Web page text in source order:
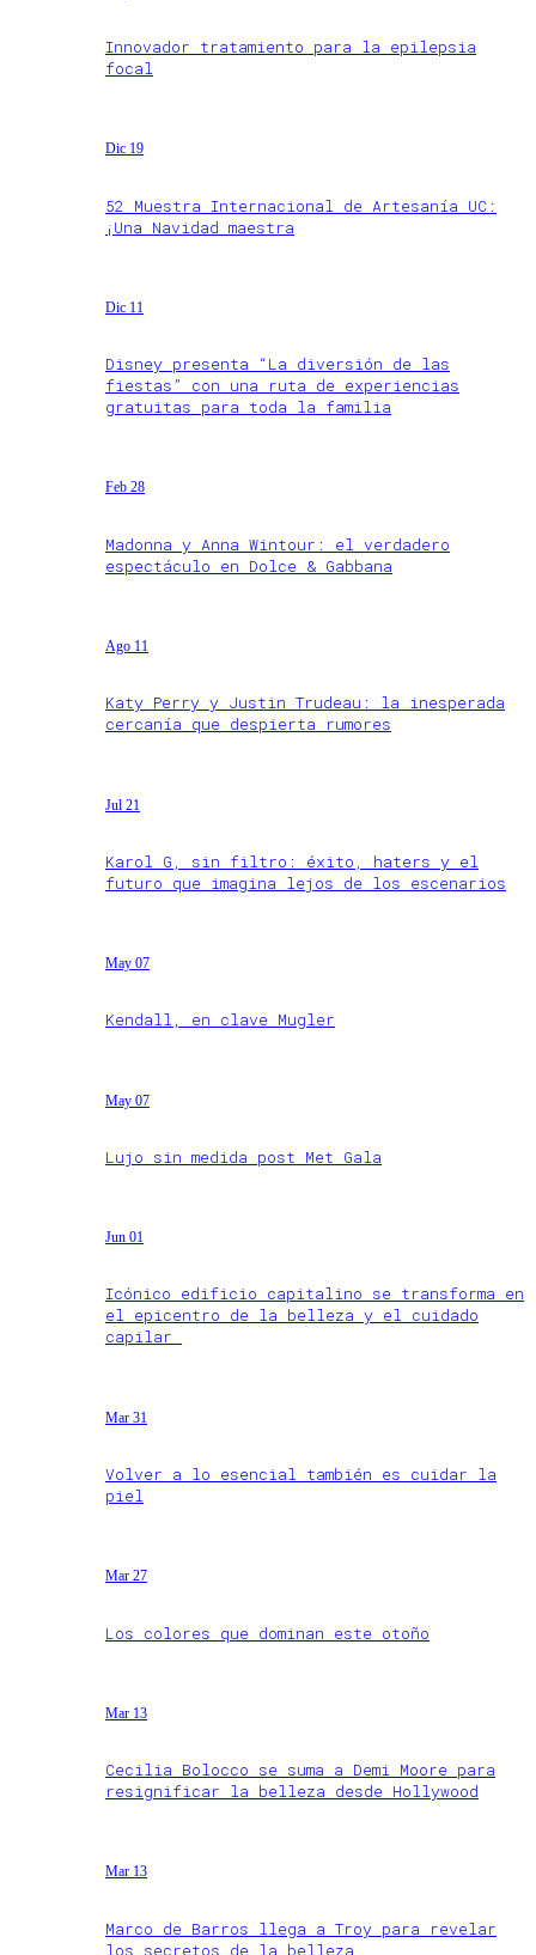
Innovador tratamiento para la epilepsia
focal
Dic 19
52 Muestra Internacional de Artesanía UC:
¡Una Navidad maestra
Dic 11
Disney presenta “La diversión de las
fiestas” con una ruta de experiencias
gratuitas para toda la familia
Feb 28
Madonna y Anna Wintour: el verdadero
espectáculo en Dolce & Gabbana
Ago 11
Katy Perry y Justin Trudeau: la inesperada
cercanía que despierta rumores
Jul 21
Karol G, sin filtro: éxito, haters y el
futuro que imagina lejos de los escenarios
May 07
Kendall, en clave Mugler
May 07
Lujo sin medida post Met Gala
Jun 01
Icónico edificio capitalino se transforma en
el epicentro de la belleza y el cuidado
capilar
Mar 31
Volver a lo esencial también es cuidar la
piel
Mar 27
Los colores que dominan este otoño
Mar 13
Cecilia Bolocco se suma a Demi Moore para
resignificar la belleza desde Hollywood
Mar 13
Marco de Barros llega a Troy para revelar
los secretos de la belleza